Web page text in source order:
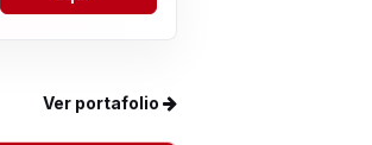
Ver portafolio